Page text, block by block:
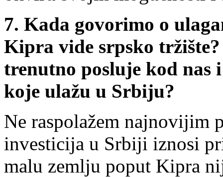
7. Kada govorimo o
Kipra vide srpsko
trenutno posluje kod nas
koje ulažu u Srbiju?
Ne raspolažem najnovijim
investicija u Srbiji iznosi
malu zemlju poput Kipra